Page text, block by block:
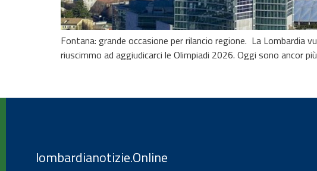
Fontana: grande occasione per rilancio regione. La Lombardia
riuscimmo ad aggiudicarci le Olimpiadi 2026. Oggi sono ancor
lombardianotizie.Online